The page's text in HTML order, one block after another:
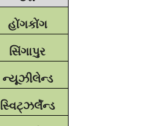
હોંગકોંગ
સિંગાપુર
ન્યૂઝીલેન્ડ
સ્વિટ્ઝર્લૅન્ડ